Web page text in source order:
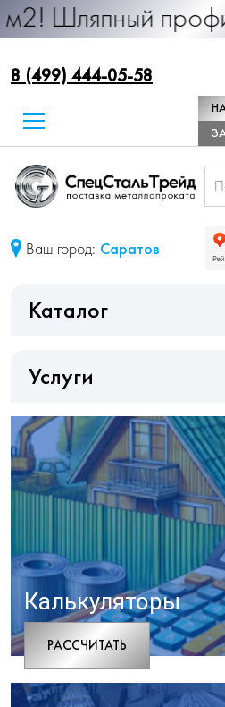
профиль от
8 (499) 444-05-58
Ваш город: Саратов
Каталог
Услуги
Калькуляторы
РАCСЧИТАТЬ